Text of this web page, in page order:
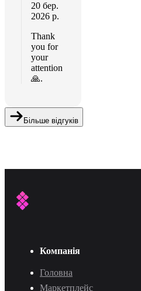
20 бер.
2026 р.
Thank
you for
your
attention
🙏.
Більше відгуків
Компанія
Головна
Маркетплейс